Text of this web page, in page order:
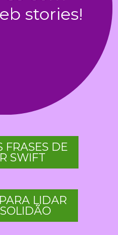
stories!
FRASES DE
SWIFT
LIDAR